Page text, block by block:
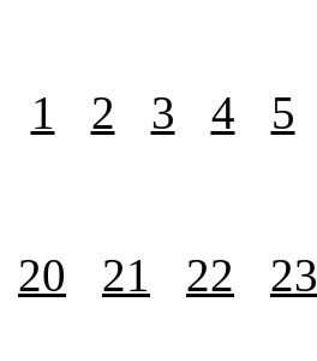
1 2 3 4 5
20 21 22 23